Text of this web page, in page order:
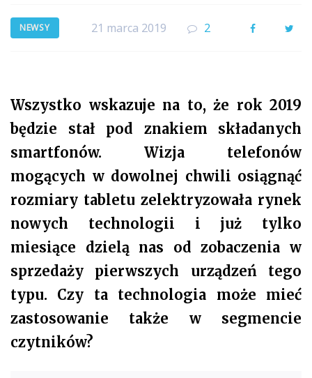
NEWSY 21 marca 2019 2 Facebook
Wszystko wskazuje na to, że rok 2019
będzie stał pod znakiem składanych
smartfonów. Wizja telefonów
mogących w dowolnej chwili osiągnąć
rozmiary tabletu zelektryzowała rynek
nowych technologii i już tylko
miesiące dzielą nas od zobaczenia w
sprzedaży pierwszych urządzeń tego
typu. Czy ta technologia może mieć
zastosowanie także w segmencie
czytników?